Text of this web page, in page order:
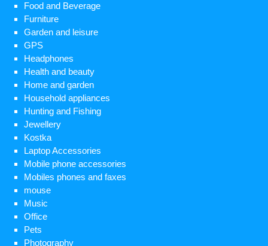
Food and Beverage
Furniture
Garden and leisure
GPS
Headphones
Health and beauty
Home and garden
Household appliances
Hunting and Fishing
Jewellery
Kostka
Laptop Accessories
Mobile phone accessories
Mobiles phones and faxes
mouse
Music
Office
Pets
Photography